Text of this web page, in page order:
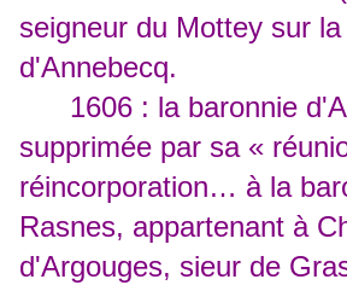
seigneur du Mottey sur
d'Annebecq.
1606 : la baronnie
supprimée par sa «
réincorporation… à la
Rasnes, appartenant à
d'Argouges, sieur de